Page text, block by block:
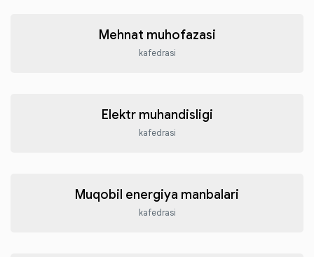
Mehnat muhofazasi
kafedrasi
Elektr muhandisligi
kafedrasi
Muqobil energiya manbalari
kafedrasi